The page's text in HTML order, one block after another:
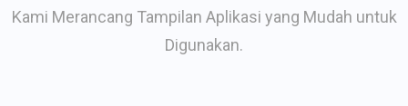
Kami Merancang Tampilan Aplikasi yang Mudah untuk
Digunakan.